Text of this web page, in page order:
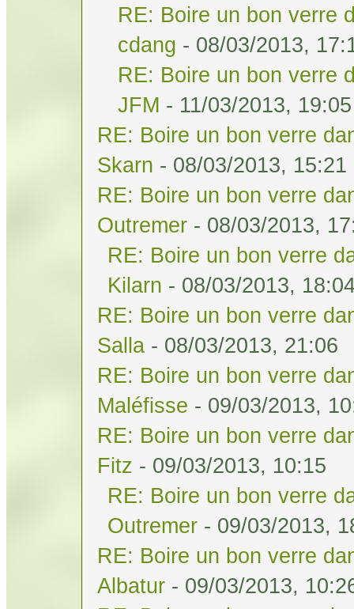
RE: Boire un bon verre
cdang - 08/03/2013,
RE: Boire un bon verre
JFM - 11/03/2013, 19:05
RE: Boire un bon verre
Skarn - 08/03/2013, 15:21
RE: Boire un bon verre
Outremer - 08/03/2013,
RE: Boire un bon verre
Kilarn - 08/03/2013,
RE: Boire un bon verre
Salla - 08/03/2013, 21:06
RE: Boire un bon verre
Maléfisse - 09/03/2013,
RE: Boire un bon verre
Fitz - 09/03/2013, 10:15
RE: Boire un bon verre
Outremer - 09/03/2013,
RE: Boire un bon verre
Albatur - 09/03/2013,